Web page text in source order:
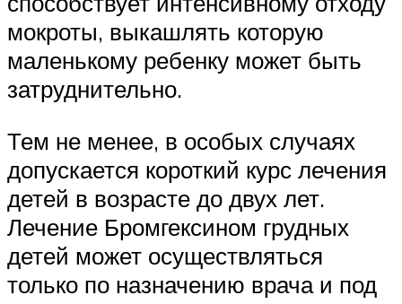
мокроты, выкашлять которую
маленькому ребенку может быть
затруднительно.
Тем не менее, в особых случаях
допускается короткий курс лечения
детей в возрасте до двух лет.
Лечение Бромгексином грудных
детей может осуществляться
только по назначению врача и под